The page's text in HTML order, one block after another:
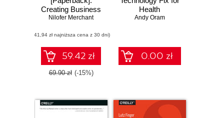
Creating Business
Solutions Through
Strategy
Nilofer Merchant
(41,94 zł najniższa cena z 30 dni)
59.42 zł
69.90 zł (-15%)
Health
Andy Oram
0.00 zł